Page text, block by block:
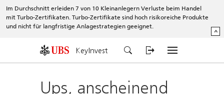
Im Durchschnitt erleiden 7 von 10 Kleinanlegern Verluste beim Handel
mit Turbo-Zertifikaten. Turbo-Zertifikate sind hoch risikoreiche Produkte
und nicht für langfristige Anlagestrategien geeignet.
^
KeyInvest
Ups, anscheinend